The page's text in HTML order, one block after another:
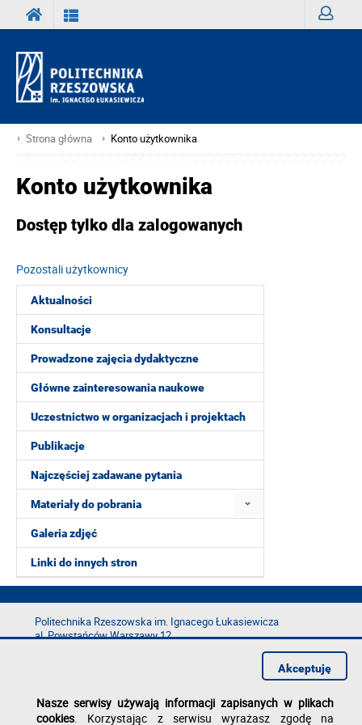
Strona główna Konto użytkownika
Aktualności
Konsultacje
Prowadzone zajęcia dydaktyczne
Główne zainteresowania naukowe
Uczestnictwo w organizacjach i projektach
Publikacje
Najczęściej zadawane pytania
Materiały do pobrania
Galeria zdjęć
Linki do innych stron
Konto użytkownika
Dostęp tylko dla zalogowanych
Pozostali użytkownicy
Politechnika Rzeszowska im. Ignacego Łukasiewicza
al. Powstańców Warszawy 12
e-mail:kancelaria@prz.edu.pl
Nasze serwisy używają informacji zapisanych w plikach
cookies. Korzystając z serwisu wyrażasz zgodę na
Akceptuję